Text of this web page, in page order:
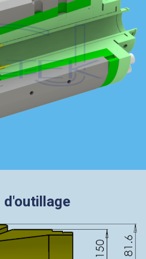
d'outillage